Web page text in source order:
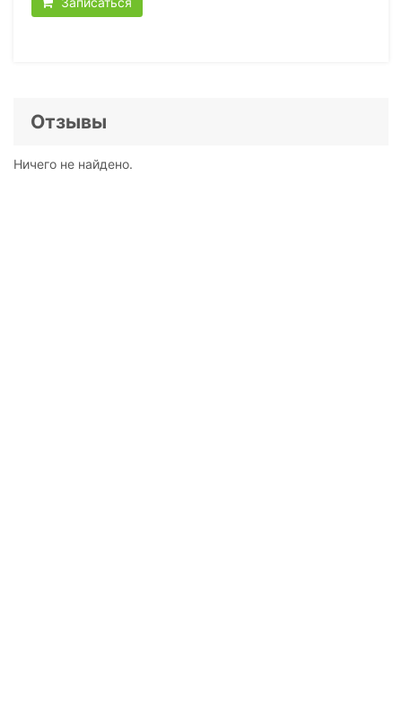
Отзывы
Ничего не найдено.